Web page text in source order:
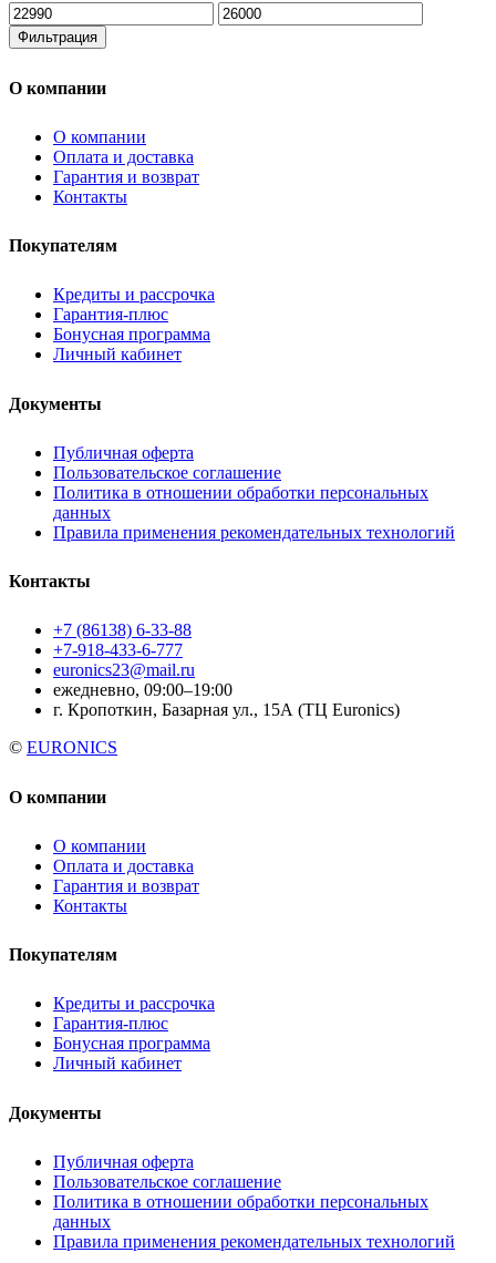
Минимальная
цена
Максимальная
цена
Фильтрация
О компании
О компании
Оплата и доставка
Гарантия и возврат
Контакты
Покупателям
Кредиты и рассрочка
Гарантия-плюс
Бонусная программа
Личный кабинет
Документы
Публичная оферта
Пользовательское соглашение
Политика в отношении обработки персональных
данных
Правила применения рекомендательных технологий
Контакты
+7 (86138) 6-33-88
+7-918-433-6-777
euronics23@mail.ru
ежедневно, 09:00–19:00
г. Кропоткин, Базарная ул., 15А (ТЦ Euronics)
© EURONICS
О компании
О компании
Оплата и доставка
Гарантия и возврат
Контакты
Покупателям
Кредиты и рассрочка
Гарантия-плюс
Бонусная программа
Личный кабинет
Документы
Публичная оферта
Пользовательское соглашение
Политика в отношении обработки персональных
данных
Правила применения рекомендательных технологий